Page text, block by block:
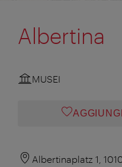
Albertina
MUSEI
Albertinaplatz 1,